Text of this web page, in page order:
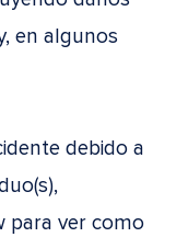
en algunos
debido a
para ver como